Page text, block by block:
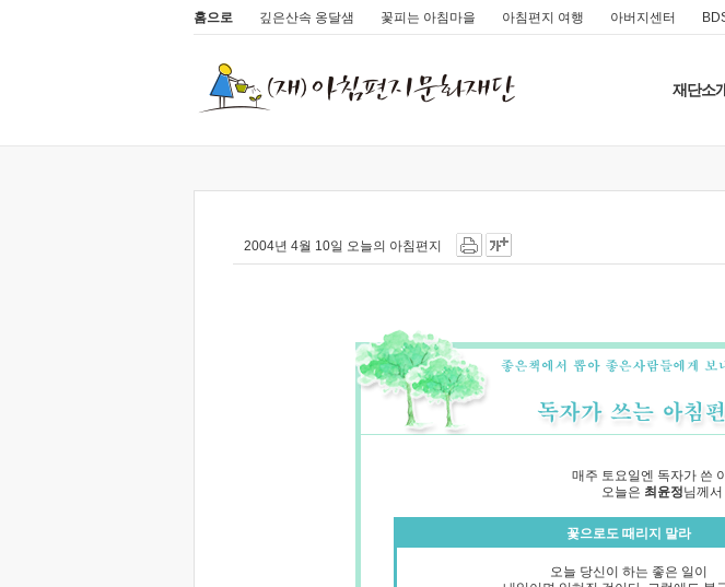
홈으로 깊은산속 옹달샘 꽃피는 아침마을 아침편지 여행 아버지센터
재단소
2004년 4월 10일 오늘의 아침편지
매주 토요일엔 독자가 쓴
오늘은 최윤정님께
꽃으로도 때리지 말라
오늘 당신이 하는 좋은 일이